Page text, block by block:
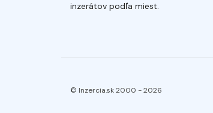
inzerátov podľa miest.
© Inzercia.sk 2000 -2026